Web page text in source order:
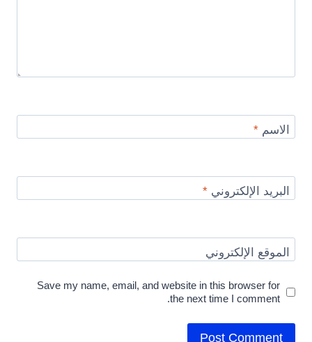
الاسم*
البريد الإلكتروني*
الموقع الإلكتروني
Save my name, email, and website in this browser for
the next time I comment.